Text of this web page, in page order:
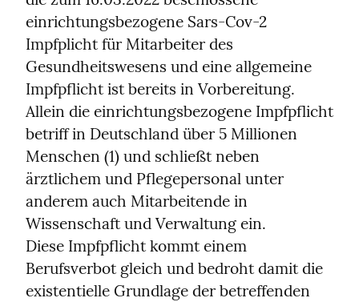
einrichtungsbezogene Sars-Cov-2
Impfplicht für Mitarbeiter des
Gesundheitswesens und eine allgemeine
Impfpflicht ist bereits in Vorbereitung.
Allein die einrichtungsbezogene Impfpflicht
betriff in Deutschland über 5 Millionen
Menschen (1) und schließt neben
ärztlichem und Pflegepersonal unter
anderem auch Mitarbeitende in
Wissenschaft und Verwaltung ein.
Diese Impfpflicht kommt einem
Berufsverbot gleich und bedroht damit die
existentielle Grundlage der betreffenden